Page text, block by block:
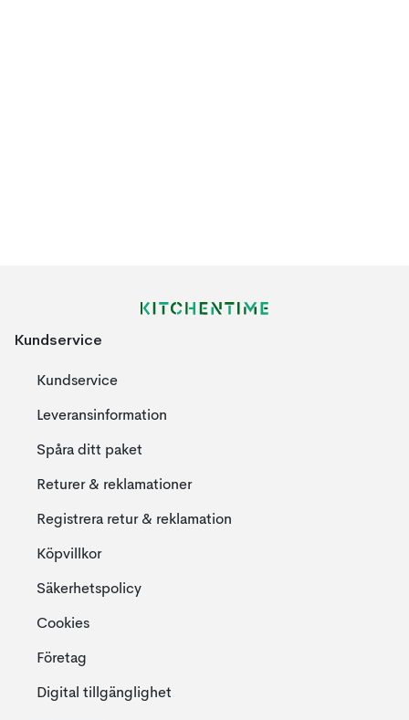
Kundservice
Kundservice
Leveransinformation
Spåra ditt paket
Returer & reklamationer
Registrera retur & reklamation
Köpvillkor
Säkerhetspolicy
Cookies
Företag
Digital tillgänglighet